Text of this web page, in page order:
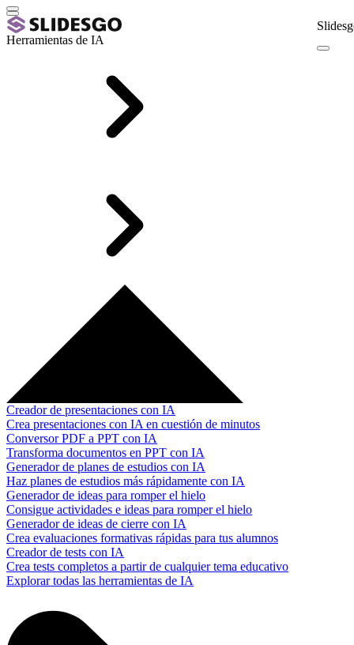
Herramientas de IA
Creador de presentaciones con IA
Crea presentaciones con IA en cuestión de minutos
Conversor PDF a PPT con IA
Transforma documentos en PPT con IA
Generador de planes de estudios con IA
Haz planes de estudios más rápidamente con IA
Generador de ideas para romper el hielo
Consigue actividades e ideas para romper el hielo
Generador de ideas de cierre con IA
Crea evaluaciones formativas rápidas para tus alumnos
Creador de tests con IA
Crea tests completos a partir de cualquier tema educativo
Explorar todas las herramientas de IA